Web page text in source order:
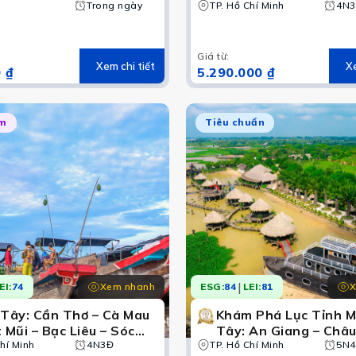
Bạc Liêu
của lịch sử, vùng đất Bạc Liêu đã tích lũy cho
Trong ngày
₫ Xem chi tiết
Mau – Sóc Trăng –
TP. Hồ Chí Minh
Giá từ:
5.290.000 ₫
74 Xem nhanh
Cần Thơ – Cà Mau
– Bạc Liêu – Sóc
Minh 4N3Đ
Tiêu chuẩn
ESG:84 | LEI:81
Khám Phá Lục Tỉnh
Tây: An Giang –
Rạch Giá – Cà Mau – Bạc Liêu
TP. Hồ Chí Minh